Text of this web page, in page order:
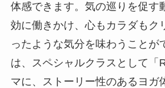
体感できます。気の巡りを促す
効に働きかけ、心もカラダもク
ったような気分を味わうことが
は、スペシャルクラスとして「
マに、ストーリー性のあるヨガ